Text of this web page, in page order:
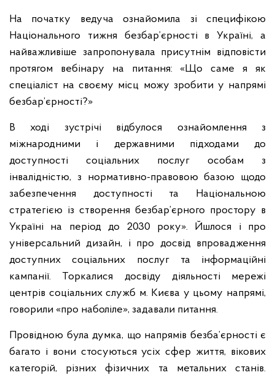
На початку ведуча ознайомила зі специфікою
Національного тижня безбар’єрності в Україні, а
найважливіше запропонувала присутнім відповісти
протягом вебінару на питання: «Що саме я як
спеціаліст на своєму місц можу зробити у напрямі
безбар’єрності?»
В ході зустрічі відбулося ознайомлення з
міжнародними і державними підходами до
доступності соціальних послуг особам з
інвалідністю, з нормативно-правовою базою щодо
забезпечення доступності та Національною
стратегією із створення безбар’єрного простору в
Україні на період до 2030 року». Йшлося і про
універсальний дизайн, і про досвід впровадження
доступних соціальних послуг та інформаційні
кампанії. Торкалися досвіду діяльності мережі
центрів соціальних служб м. Києва у цьому напрямі,
говорили «про наболіле», задавали питання.
Провідною була думка, що напрямів безба’єрності є
багато і вони стосуються усіх сфер життя, вікових
категорій, різних фізичних та метальних станів.